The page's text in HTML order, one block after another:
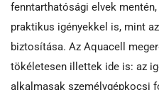
fenntarthatósági elvek
praktikus igényekkel is, mint
biztosítása. Az Aquacell
tökéletesen illettek ide is: az
alkalmasak személygépkocsi